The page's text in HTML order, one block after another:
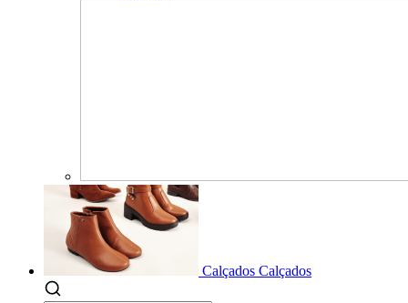
Calçados Calçados